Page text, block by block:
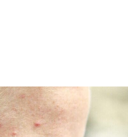
un’altra causa fondamentale
tossici e la contaminazione delle
e sulla sopravvivenza di
la crisi ambientale. Questo
disponibili per le generazioni
senza un adeguato piano di